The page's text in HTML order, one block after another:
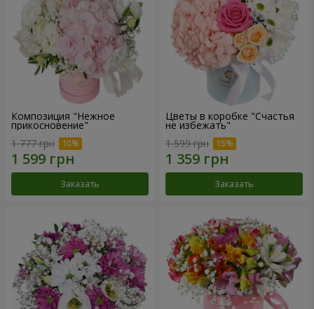
Композиция "Нежное
прикосновение"
1 777 грн
Заказать
Цветы в коробке "Счастья
не избежать"
1 599 грн
Заказать